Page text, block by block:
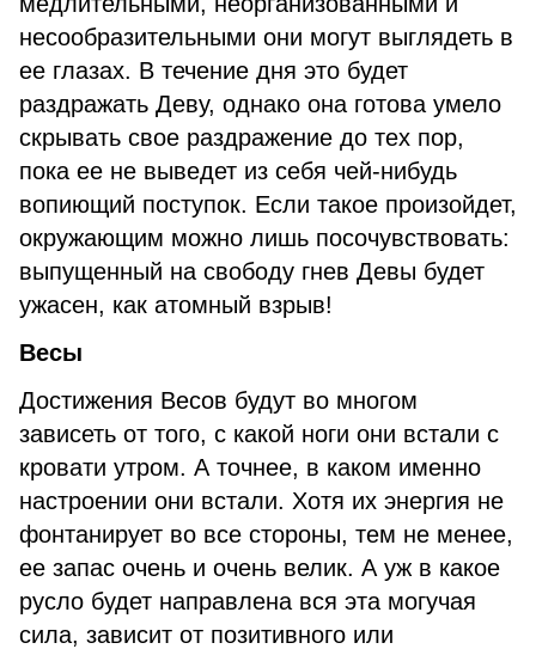
несообразительными они могут выглядеть в
ее глазах. В течение дня это будет
раздражать Деву, однако она готова умело
скрывать свое раздражение до тех пор,
пока ее не выведет из себя чей-нибудь
вопиющий поступок. Если такое произойдет,
окружающим можно лишь посочувствовать:
выпущенный на свободу гнев Девы будет
ужасен, как атомный взрыв!
Весы
Достижения Весов будут во многом
зависеть от того, с какой ноги они встали с
кровати утром. А точнее, в каком именно
настроении они встали. Хотя их энергия не
фонтанирует во все стороны, тем не менее,
ее запас очень и очень велик. А уж в какое
русло будет направлена вся эта могучая
сила, зависит от позитивного или